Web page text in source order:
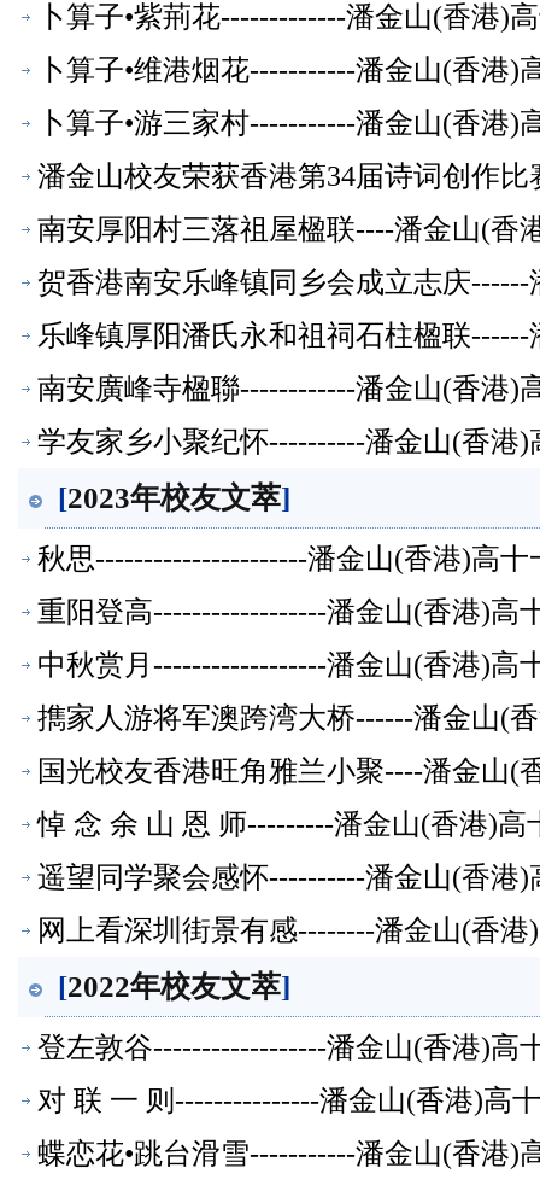
卜算子•紫荊花-------------潘金山(香港)
卜算子•维港烟花-----------潘金山(香港)
卜算子•游三家村-----------潘金山(香港)
潘金山校友荣获香港第34届诗词创作
南安厚阳村三落祖屋楹联----潘金山(香
贺香港南安乐峰镇同乡会成立志庆
乐峰镇厚阳潘氏永和祖祠石柱楹联
南安廣峰寺楹聯------------潘金山(香港)
学友家乡小聚纪怀----------潘金山(香港
[2023年校友文萃]
秋思----------------------潘金山(香港)高十
重阳登高------------------潘金山(香港)高
中秋赏月------------------潘金山(香港)高
擕家人游将军澳跨湾大桥------潘金山(
国光校友香港旺角雅兰小聚----潘金山(
悼 念 余 山 恩 师---------潘金山(香港)高
遥望同学聚会感怀----------潘金山(香港
网上看深圳街景有感--------潘金山(香
[2022年校友文萃]
登左敦谷------------------潘金山(香港)高
对 联 一 则---------------潘金山(香港)高
蝶恋花•跳台滑雪-----------潘金山(香港)